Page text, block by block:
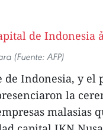
(Fuente: AFP)
de Indonesia, y el
la
malasias